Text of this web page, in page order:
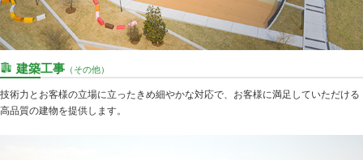
建築工事 （その他）
技術力とお客様の立場に立ったきめ細やかな対応で、お客様に満足していただける
高品質の建物を提供します。